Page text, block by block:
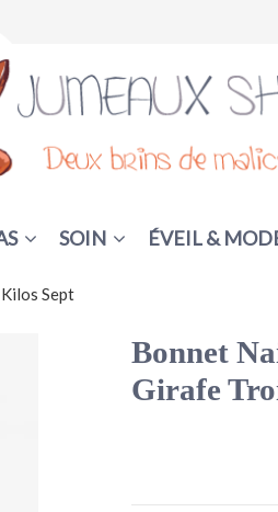
SOIN ÉVEIL &
Sept
Bonnet
Girafe